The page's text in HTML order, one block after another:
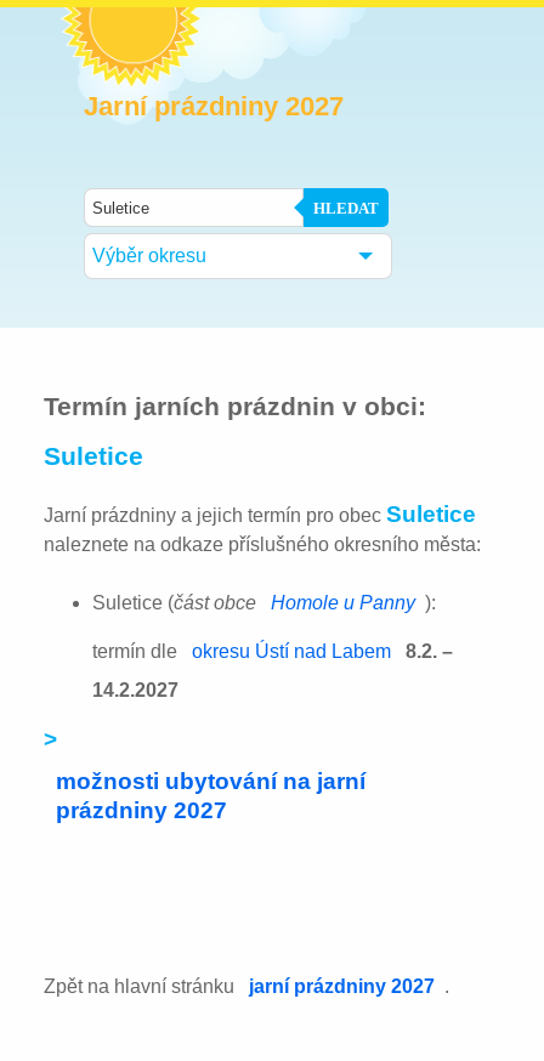
Jarní prázdniny 2027
HLEDAT
Výběr okresu
Termín jarních prázdnin v obci:
Suletice
Jarní prázdniny a jejich termín pro obecSuletice
naleznete na odkaze příslušného okresního města:
Suletice (část obce Homole u Panny ):
termín dle okresu Ústí nad Labem
8.2. –
14.2.2027
>
možnosti ubytování na jarní
prázdniny 2027
Zpět na hlavní stránku jarní prázdniny 2027 .